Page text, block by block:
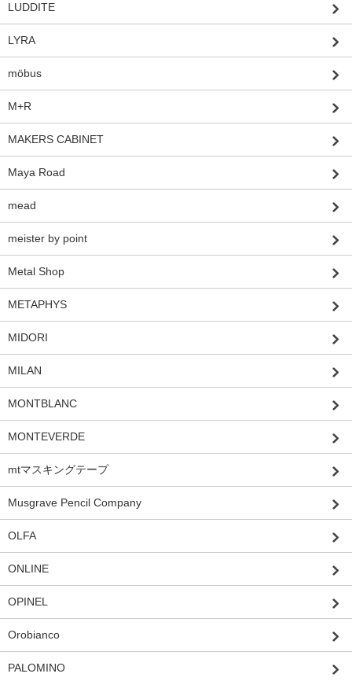
LUDDITE
LYRA
möbus
M+R
MAKERS CABINET
Maya Road
mead
meister by point
Metal Shop
METAPHYS
MIDORI
MILAN
MONTBLANC
MONTEVERDE
mtマスキングテープ
Musgrave Pencil Company
OLFA
ONLINE
OPINEL
Orobianco
PALOMINO